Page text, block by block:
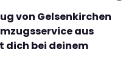
von Gelsenkirchen
aus
dich bei deinem